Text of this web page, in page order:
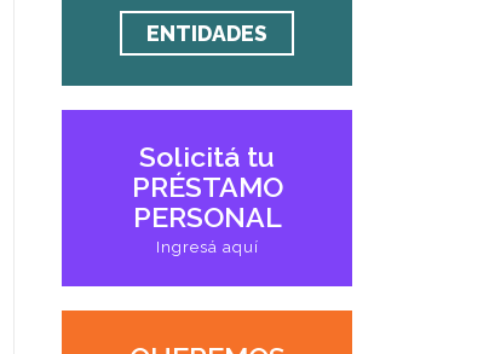
ENTIDADES
Solicitá tu
PRÉSTAMO
PERSONAL
Ingresá aquí